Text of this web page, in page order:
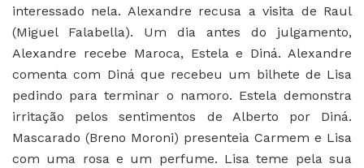
interessado nela. Alexandre recusa a visita de Raul
(Miguel Falabella). Um dia antes do julgamento,
Alexandre recebe Maroca, Estela e Diná. Alexandre
comenta com Diná que recebeu um bilhete de Lisa
pedindo para terminar o namoro. Estela demonstra
irritação pelos sentimentos de Alberto por Diná.
Mascarado (Breno Moroni) presenteia Carmem e Lisa
com uma rosa e um perfume. Lisa teme pela sua